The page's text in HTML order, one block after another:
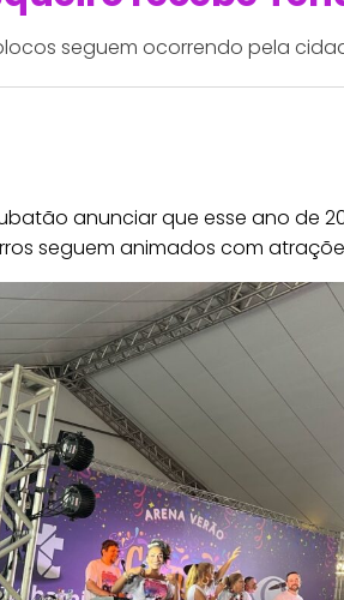
seguem ocorrendo pela
anunciar que esse ano de
seguem animados com